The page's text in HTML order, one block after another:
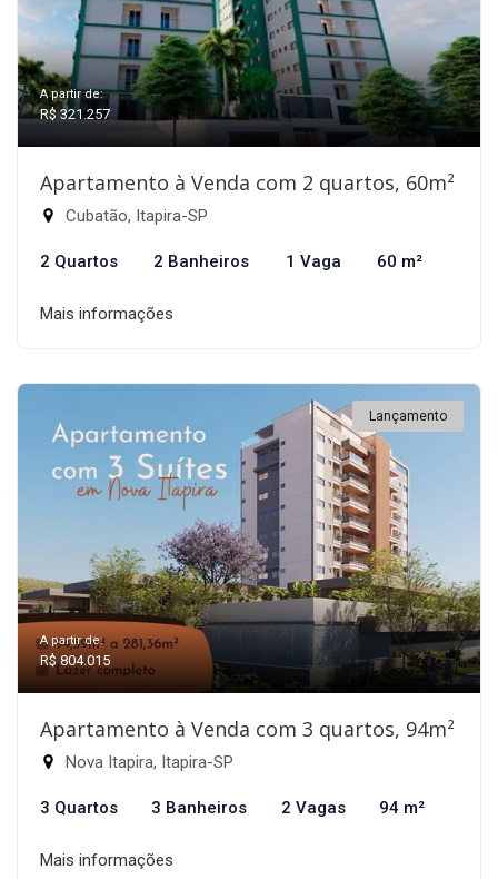
A partir de:
R$ 321.257
Apartamento à Venda com 2 quartos, 60m²
Cubatão, Itapira-SP
2 Quartos 2 Banheiros 1 Vaga 60 m²
Mais informações
Lançamento
A partir de:
R$ 804.015
Apartamento à Venda com 3 quartos, 94m²
Nova Itapira, Itapira-SP
3 Quartos 3 Banheiros 2 Vagas 94 m²
Mais informações